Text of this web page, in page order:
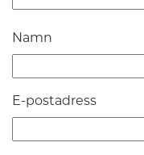
Namn
E-postadress